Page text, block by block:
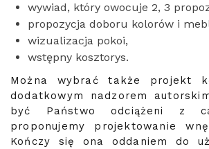
wywiad, który owocuje 2, 3
propozycja doboru kolorów i
wizualizacja pokoi,
wstępny kosztorys.
Można wybrać także projekt
dodatkowym nadzorem
być Państwo odciążeni z
proponujemy projektowanie
Kończy się ona oddaniem do